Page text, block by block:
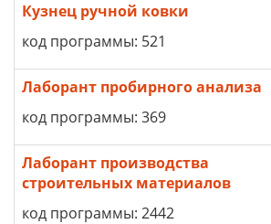
Кузнец ручной ковки
код программы: 521
Лаборант пробирного анализа
код программы: 369
Лаборант производства
строительных материалов
код программы: 2442